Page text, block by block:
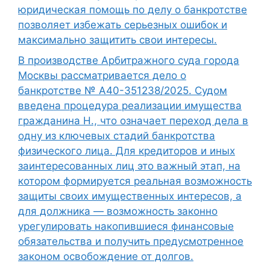
юридическая помощь по делу о банкротстве
позволяет избежать серьезных ошибок и
максимально защитить свои интересы.
В производстве Арбитражного суда города
Москвы рассматривается дело о
банкротстве № А40-351238/2025. Судом
введена процедура реализации имущества
гражданина Н., что означает переход дела в
одну из ключевых стадий банкротства
физического лица. Для кредиторов и иных
заинтересованных лиц это важный этап, на
котором формируется реальная возможность
защиты своих имущественных интересов, а
для должника — возможность законно
урегулировать накопившиеся финансовые
обязательства и получить предусмотренное
законом освобождение от долгов.